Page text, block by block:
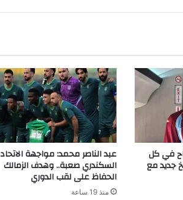
في كل
جديد مع
عبد الناصر محمد: مواجهة الاتحاد
السكندري صعبة.. وهدف الزمالك
الحفاظ على لقب الدوري
منذ 19 ساعة